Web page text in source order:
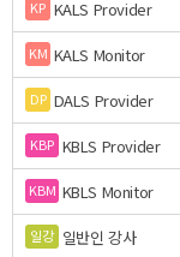
KP KALS Provider
KM KALS Monitor
DP DALS Provider
KBP KBLS Provider
KBM KBLS Monitor
일강 일반인 강사